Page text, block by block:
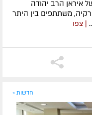
איראן הרב יהודה
משתתפים בין היתר
| צפו
חדשות »